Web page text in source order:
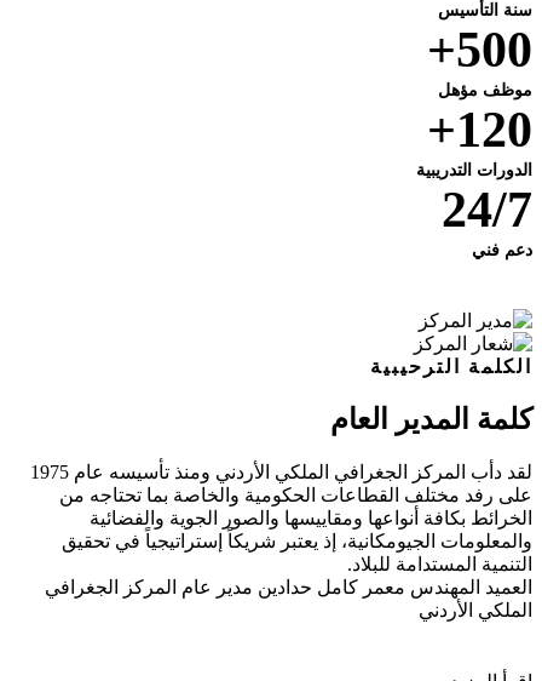
سنة التأسيس
500+
موظف مؤهل
120+
الدورات التدريبية
24/7
دعم فني
الكلمة الترحيبية
كلمة المدير العام
لقد دأب المركز الجغرافي الملكي الأردني ومنذ تأسيسه عام 1975
على رفد مختلف القطاعات الحكومية والخاصة بما تحتاجه من
الخرائط بكافة أنواعها ومقاييسها والصور الجوية والفضائية
والمعلومات الجيومكانية، إذ يعتبر شريكاً إستراتيجياً في تحقيق
التنمية المستدامة للبلاد.
العميد المهندس معمر كامل حدادين مدير عام المركز الجغرافي
الملكي الأردني